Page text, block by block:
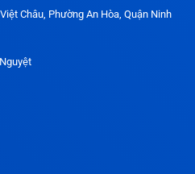
Châu, Phường An Hòa, Quận Ninh